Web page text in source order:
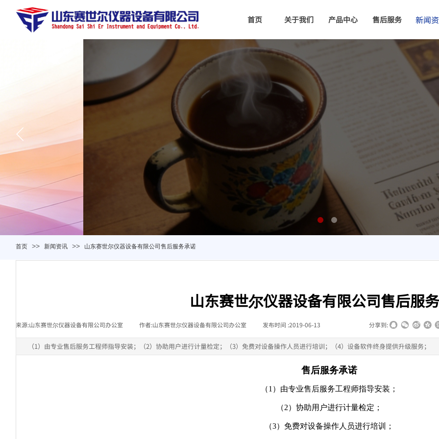
首页 关于我们 产品中心 售后服务 新闻
首页 >> 新闻资讯 >> 山东赛世尔仪器设备有限公司售后服务承诺
山东赛世尔仪器设备有限公司售后服
来源:山东赛世尔仪器设备有限公司办公室 作者:山东赛世尔仪器设备有限公司办公室 发布时间 :2019-06-13 分享到:
（1）由专业售后服务工程师指导安装；（2）协助用户进行计量检定；（3）免费对设备操作人员进行培训；（4）设备软件终身提供升级服务；
售后服务承诺
（1）由专业售后服务工程师指导安装；
（2）协助用户进行计量检定；
（3）免费对设备操作人员进行培训；